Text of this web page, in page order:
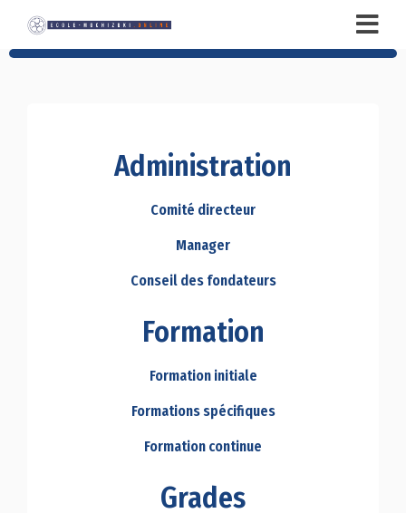
Administration
Comité directeur
Manager
Conseil des fondateurs
Formation
Formation initiale
Formations spécifiques
Formation continue
Grades